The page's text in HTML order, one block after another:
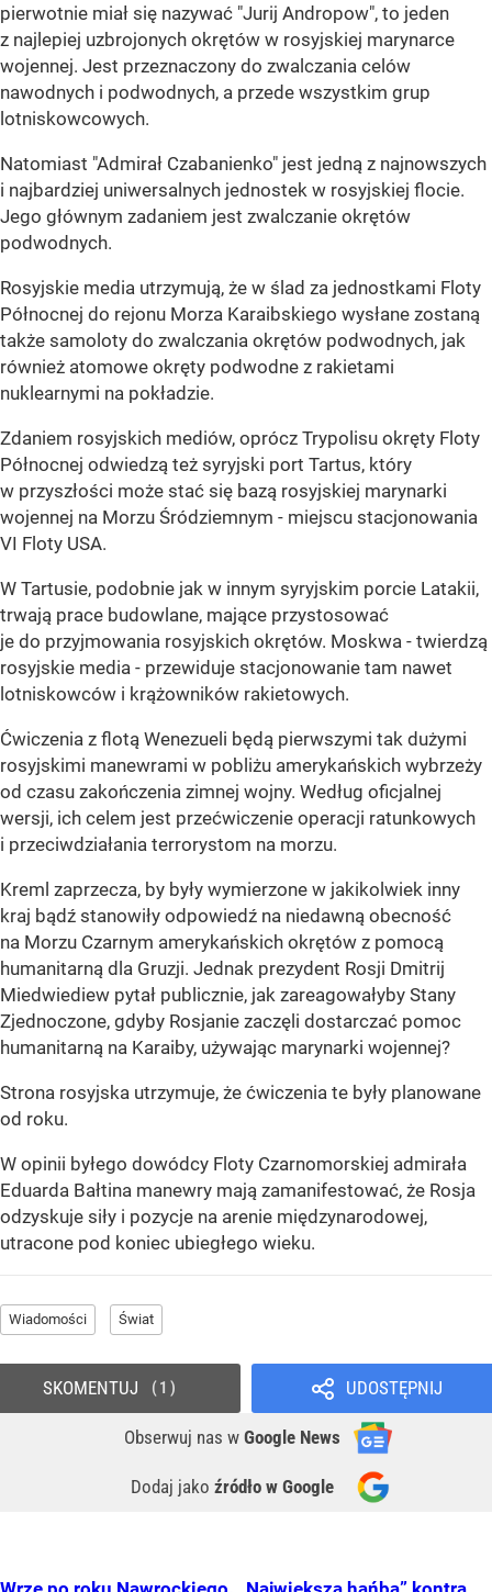
pierwotnie miał się nazywać "Jurij Andropow", to jeden
z najlepiej uzbrojonych okrętów w rosyjskiej marynarce
wojennej. Jest przeznaczony do zwalczania celów
nawodnych i podwodnych, a przede wszystkim grup
lotniskowcowych.
Natomiast "Admirał Czabanienko" jest jedną z najnowszych
i najbardziej uniwersalnych jednostek w rosyjskiej flocie.
Jego głównym zadaniem jest zwalczanie okrętów
podwodnych.
Rosyjskie media utrzymują, że w ślad za jednostkami Floty
Północnej do rejonu Morza Karaibskiego wysłane zostaną
także samoloty do zwalczania okrętów podwodnych, jak
również atomowe okręty podwodne z rakietami
nuklearnymi na pokładzie.
Zdaniem rosyjskich mediów, oprócz Trypolisu okręty Floty
Północnej odwiedzą też syryjski port Tartus, który
w przyszłości może stać się bazą rosyjskiej marynarki
wojennej na Morzu Śródziemnym - miejscu stacjonowania
VI Floty USA.
W Tartusie, podobnie jak w innym syryjskim porcie Latakii,
trwają prace budowlane, mające przystosować
je do przyjmowania rosyjskich okrętów. Moskwa - twierdzą
rosyjskie media - przewiduje stacjonowanie tam nawet
lotniskowców i krążowników rakietowych.
Ćwiczenia z flotą Wenezueli będą pierwszymi tak dużymi
rosyjskimi manewrami w pobliżu amerykańskich wybrzeży
od czasu zakończenia zimnej wojny. Według oficjalnej
wersji, ich celem jest przećwiczenie operacji ratunkowych
i przeciwdziałania terrorystom na morzu.
Kreml zaprzecza, by były wymierzone w jakikolwiek inny
kraj bądź stanowiły odpowiedź na niedawną obecność
na Morzu Czarnym amerykańskich okrętów z pomocą
humanitarną dla Gruzji. Jednak prezydent Rosji Dmitrij
Miedwiediew pytał publicznie, jak zareagowałyby Stany
Zjednoczone, gdyby Rosjanie zaczęli dostarczać pomoc
humanitarną na Karaiby, używając marynarki wojennej?
Strona rosyjska utrzymuje, że ćwiczenia te były planowane
od roku.
W opinii byłego dowódcy Floty Czarnomorskiej admirała
Eduarda Bałtina manewry mają zamanifestować, że Rosja
odzyskuje siły i pozycje na arenie międzynarodowej,
utracone pod koniec ubiegłego wieku.
Wiadomości Świat
UDOSTĘPNIJ
Obserwuj nas w Google News
Dodaj jako źródło w Google
SKOMENTUJ 1